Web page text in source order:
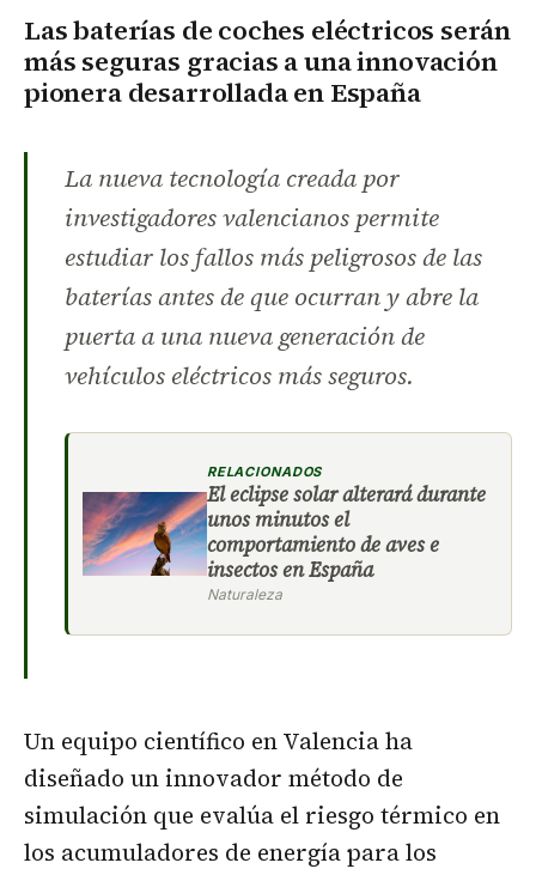
Las baterías de coches eléctricos serán
más seguras gracias a una innovación
pionera desarrollada en España
La nueva tecnología creada por
investigadores valencianos permite
estudiar los fallos más peligrosos de las
baterías antes de que ocurran y abre la
puerta a una nueva generación de
vehículos eléctricos más seguros.
RELACIONADOS
El eclipse solar alterará durante
unos minutos el
comportamiento de aves e
insectos en España
Naturaleza
Un equipo científico en Valencia ha
diseñado un innovador método de
simulación que evalúa el riesgo térmico en
los acumuladores de energía para los